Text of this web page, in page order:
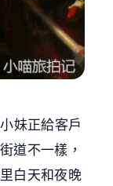
妹正給客戶
道不一樣，
白天和夜晚